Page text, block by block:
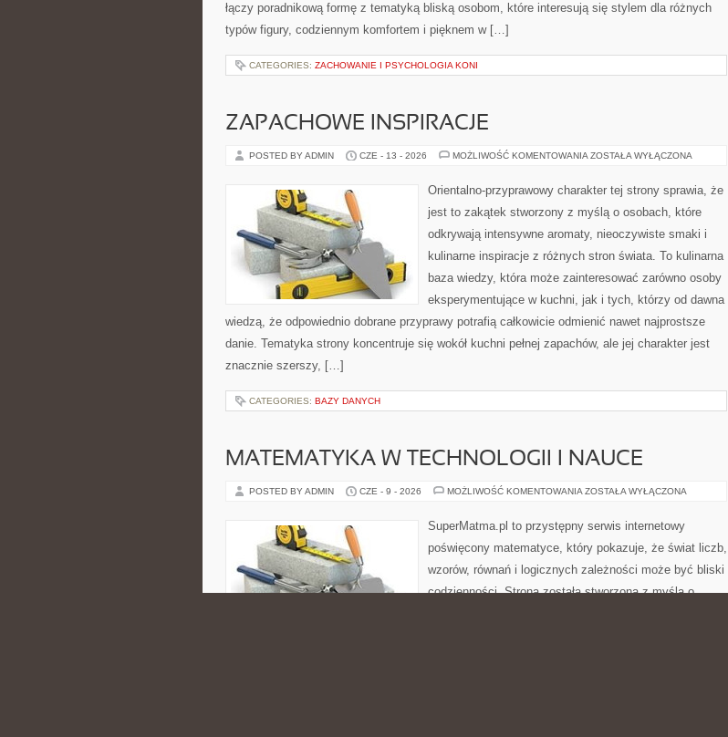
łączy poradnikową formę z tematyką bliską osobom, które interesują się stylem dla różnych
typów figury, codziennym komfortem i pięknem w […]
CATEGORIES: ZACHOWANIE I PSYCHOLOGIA KONI
ZAPACHOWE INSPIRACJE
POSTED BY ADMIN CZE - 13 - 2026 MOŻLIWOŚĆ KOMENTOWANIA ZAPACHOWE
ZOSTAŁA WYŁĄCZONA
Orientalno-przyprawowy charakter tej strony sprawia, że
jest to zakątek stworzony z myślą o osobach, które
odkrywają intensywne aromaty, nieoczywiste smaki i
kulinarne inspiracje z różnych stron świata. To kulinarna
baza wiedzy, która może zainteresować zarówno osoby
eksperymentujące w kuchni, jak i tych, którzy od dawna
wiedzą, że odpowiednio dobrane przyprawy potrafią całkowicie odmienić nawet najprostsze
danie. Tematyka strony koncentruje się wokół kuchni pełnej zapachów, ale jej charakter jest
znacznie szerszy, […]
CATEGORIES: BAZY DANYCH
MATEMATYKA W TECHNOLOGII I NAUCE
POSTED BY ADMIN CZE - 9 - 2026 MOŻLIWOŚĆ KOMENTOWANIA MATEMATYKA
NAUCE
ZOSTAŁA WYŁĄCZONA
SuperMatma.pl to przystępny serwis internetowy
poświęcony matematyce, który pokazuje, że świat liczb,
wzorów, równań i logicznych zależności może być bliski
codzienności. Strona została stworzona z myślą o